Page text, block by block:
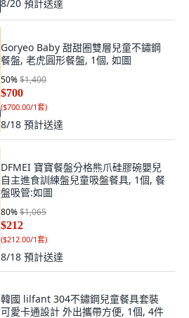
8/20 預計送達
Goryeo Baby 甜甜圈雙層兒童不鏽鋼
餐盤, 老虎圓形餐盤, 1個, 如圖
50%$1,400
$700
($700.00/1套)
8/18 預計送達
DFMEI 寶寶餐盤分格熊爪硅膠碗嬰兒
自主進食訓練盤兒童吸盤餐具, 1個, 餐
盤吸管:如圖
80%$1,065
$212
($212.00/1套)
8/18 預計送達
韓國 lilfant 304不鏽鋼兒童餐具套裝
可愛卡通設計 外出攜帶方便, 1個, 4件